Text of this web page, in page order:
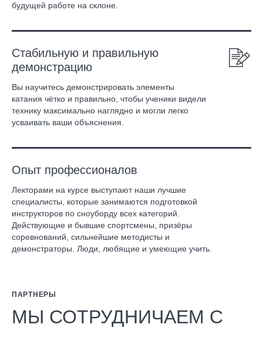
будущей работе на склоне.
Стабильную и правильную
демонстрацию
Вы научитесь демонстрировать элементы
катания чётко и правильно, чтобы ученики видели
технику максимально наглядно и могли легко
усваивать ваши объяснения.
Опыт профессионалов
Лекторами на курсе выступают наши лучшие
специалисты, которые занимаются подготовкой
инструкторов по сноуборду всех категорий.
Действующие и бывшие спортсмены, призёры
соревнований, сильнейшие методисты и
демонстраторы. Люди, любящие и умеющие учить.
ПАРТНЕРЫ
МЫ СОТРУДНИЧАЕМ С